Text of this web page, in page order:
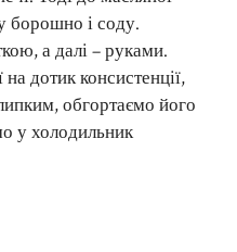
борошно і соду.
а далі – руками.
дотик консистенції,
обгортаємо його
у холодильник